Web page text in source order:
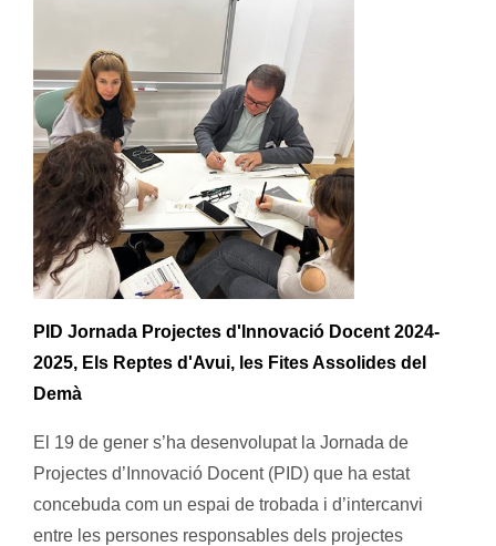
PID Jornada Projectes d'Innovació Docent 2024-
2025, Els Reptes d'Avui, les Fites Assolides del
Demà
El 19 de gener s’ha desenvolupat la Jornada de
Projectes d’Innovació Docent (PID) que ha estat
concebuda com un espai de trobada i d’intercanvi
entre les persones responsables dels projectes